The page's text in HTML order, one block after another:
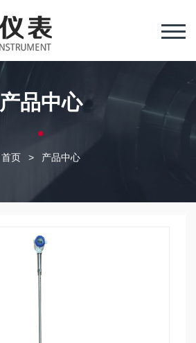
产品中心
首页 > 产品中心